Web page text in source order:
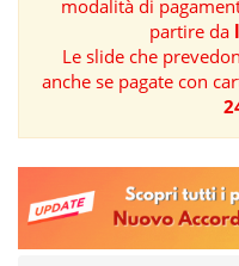
SOFTWARE
AREE
TEMATICHE
modalità di
partire da
Le slide che
anche se pagate con